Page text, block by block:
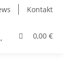
Kontakt
0,00 €